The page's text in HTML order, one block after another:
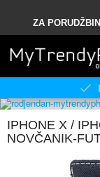
ZA
IPHONE X /
NOVČANIK-